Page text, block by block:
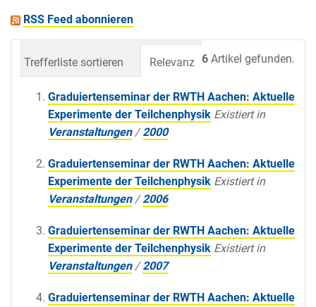
RSS Feed abonnieren
6 Artikel gefunden.
Trefferliste sortieren Relevanz Datum
Graduiertenseminar der RWTH Aachen: Aktuelle
Experimente der Teilchenphysik Existiert in
Veranstaltungen /2000
Graduiertenseminar der RWTH Aachen: Aktuelle
Experimente der Teilchenphysik Existiert in
Veranstaltungen /2006
Graduiertenseminar der RWTH Aachen: Aktuelle
Experimente der Teilchenphysik Existiert in
Veranstaltungen /2007
Graduiertenseminar der RWTH Aachen: Aktuelle